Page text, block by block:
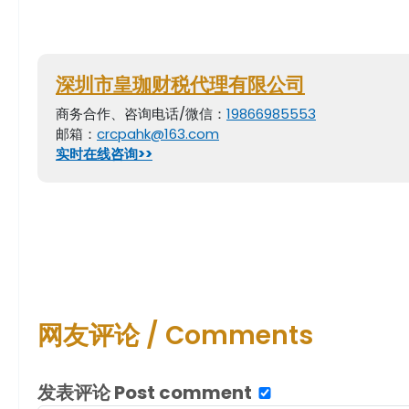
深圳市皇珈财税代理有限公司
商务合作、咨询电话/微信： 19866985553
邮箱： crcpahk@163.com
实时在线咨询>>
网友评论 / Comments
发表评论 Post comment